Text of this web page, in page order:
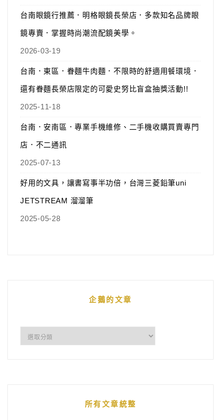
台南眼鏡行推薦．明格眼鏡長榮店．多款知名品牌眼
鏡專賣．掌握時尚潮流配鏡美學。
2026-03-19
台南．東區．眷麵牛肉麵．不限時的舒適用餐環境．
還有眷麵長榮店限定的可愛史努比盲盒抽獎活動!!
2025-11-18
台南．安南區．專業手機維修、二手機收購買賣專門
店．不二通訊
2025-07-13
好用的文具，讓書寫事半功倍，台灣三菱鉛筆uni
JETSTREAM 溜溜筆
2025-05-28
企鵝的文章
所有文章統整